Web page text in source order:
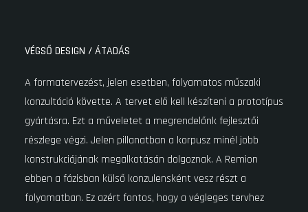
VÉGSŐ DESIGN / ÁTADÁS
A formatervezést, jelen esetben, folyamatos műszaki
konzultáció követte. A tervet elő kell készíteni a prototípus
gyártásra. Ezt a műveletet a megrendelőnk fejlesztői
részlege végzi. Jelen pillanatban a korpusz minél jobb
konstrukciójának megalkotásán dolgoznak. A Remion
ebben a fázisban külső konzulensként vesz részt a
folyamatban. Ez azért fontos, hogy a végleges tervhez